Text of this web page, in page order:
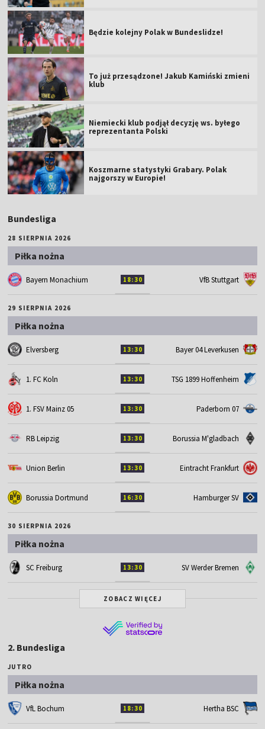
Będzie kolejny Polak w Bundeslidze!
To już przesądzone! Jakub Kamiński zmieni
klub
Niemiecki klub podjął decyzję ws. byłego
reprezentanta Polski
Koszmarne statystyki Grabary. Polak
najgorszy w Europie!
Bundesliga
28 SIERPNIA 2026
Piłka nożna
Bayern Monachium 18:30 VfB Stuttgart
29 SIERPNIA 2026
Piłka nożna
Elversberg 13:30 Bayer 04 Leverkusen
1. FC Koln 13:30 TSG 1899 Hoffenheim
1. FSV Mainz 05 13:30 Paderborn 07
RB Leipzig 13:30 Borussia M'gladbach
Union Berlin 13:30 Eintracht Frankfurt
Borussia Dortmund 16:30 Hamburger SV
30 SIERPNIA 2026
Piłka nożna
SC Freiburg 13:30 SV Werder Bremen
ZOBACZ WIĘCEJ
2. Bundesliga
JUTRO
Piłka nożna
VfL Bochum 18:30 Hertha BSC